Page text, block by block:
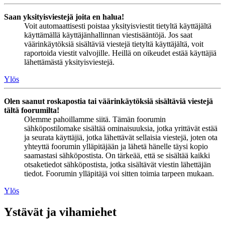
Saan yksityisviestejä joita en halua!
Voit automaattisesti poistaa yksityisviestit tietyltä käyttäjältä
käyttämällä käyttäjänhallinnan viestisääntöjä. Jos saat
väärinkäytöksiä sisältäviä viestejä tietyltä käyttäjältä, voit
raportoida viestit valvojille. Heillä on oikeudet estää käyttäjiä
lähettämästä yksityisviestejä.
Ylös
Olen saanut roskapostia tai väärinkäytöksiä sisältäviä viestejä
tältä foorumilta!
Olemme pahoillamme siitä. Tämän foorumin
sähköpostilomake sisältää ominaisuuksia, jotka yrittävät estää
ja seurata käyttäjiä, jotka lähettävät sellaisia viestejä, joten ota
yhteyttä foorumin ylläpitäjään ja lähetä hänelle täysi kopio
saamastasi sähköpostista. On tärkeää, että se sisältää kaikki
otsaketiedot sähköpostista, jotka sisältävät viestin lähettäjän
tiedot. Foorumin ylläpitäjä voi sitten toimia tarpeen mukaan.
Ylös
Ystävät ja vihamiehet